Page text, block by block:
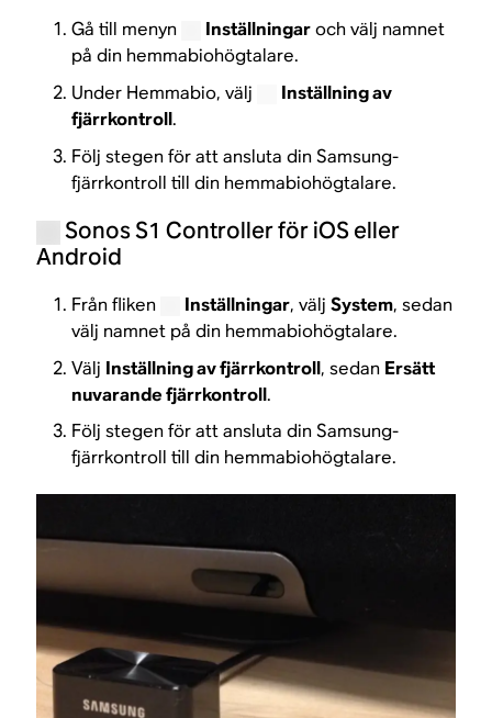
Gå till menyn Inställningaroch välj namnet
på din hemmabiohögtalare.
Under Hemmabio, välj
Inställning av
fjärrkontroll.
Följ stegen för att ansluta din Samsung-
fjärrkontroll till din hemmabiohögtalare.
Sonos S1 Controller för iOS eller
Android
Från fliken Inställningar, välj System, sedan
välj namnet på din hemmabiohögtalare.
Välj Inställning av fjärrkontroll, sedan Ersätt
nuvarande fjärrkontroll.
Följ stegen för att ansluta din Samsung-
fjärrkontroll till din hemmabiohögtalare.